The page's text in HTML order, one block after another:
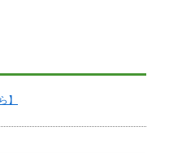
】